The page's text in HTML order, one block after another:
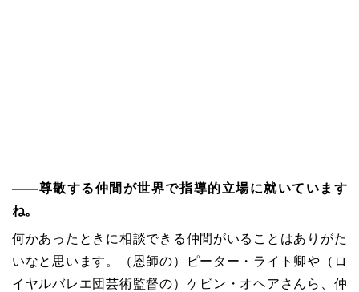
――尊敬する仲間が世界で指導的立場に就いています
ね。
何かあったときに相談できる仲間がいることはありがた
いなと思います。（恩師の）ピーター・ライト卿や（ロ
イヤルバレエ団芸術監督の）ケビン・オヘアさんら、仲